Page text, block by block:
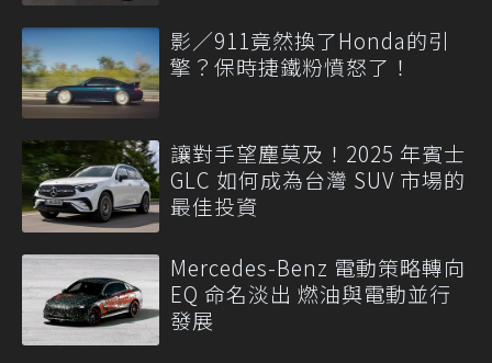
影／911竟然換了Honda的引
擎？保時捷鐵粉憤怒了！
讓對手望塵莫及！2025 年賓士
GLC 如何成為台灣 SUV 市場的
最佳投資
Mercedes-Benz 電動策略轉向
EQ 命名淡出 燃油與電動並行
發展